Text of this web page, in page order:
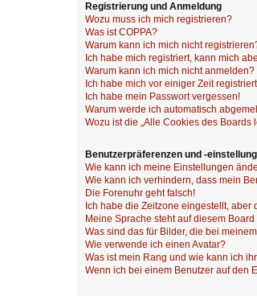
Registrierung und Anmeldung
Wozu muss ich mich registrieren?
Was ist COPPA?
Warum kann ich mich nicht
Ich habe mich registriert, kann mich
Warum kann ich mich nicht anmelden?
Ich habe mich vor einiger Zeit
Ich habe mein Passwort vergessen!
Warum werde ich automatisch
Wozu ist die „Alle Cookies des Boards
Benutzerpräferenzen und -
Wie kann ich meine Einstellungen
Wie kann ich verhindern, dass mein
Die Forenuhr geht falsch!
Ich habe die Zeitzone eingestellt,
Meine Sprache steht auf diesem
Was sind das für Bilder, die bei
Wie verwende ich einen Avatar?
Was ist mein Rang und wie kann ich
Wenn ich bei einem Benutzer auf den